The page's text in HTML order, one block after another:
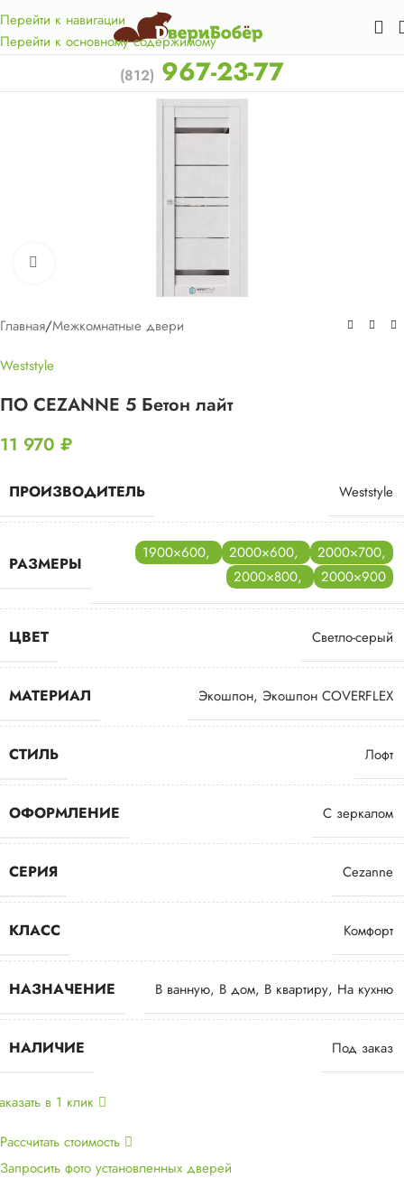
Перейти к навигации
Перейти к основному содержимому
км. от КАД.
(812) 967-23-77
Главная/Межкомнатные двери
Weststyle
ПО CEZANNE 5 Бетон лайт
11 970 ₽
ПРОИЗВОДИТЕЛЬ Weststyle
РАЗМЕРЫ
1900×600, 2000×600, 2000×700,
2000×800, 2000×900
ЦВЕТ Светло-серый
МАТЕРИАЛ Экошпон, Экошпон COVERFLEX
СТИЛЬ Лофт
ОФОРМЛЕНИЕ С зеркалом
СЕРИЯ Cezanne
КЛАСС Комфорт
НАЗНАЧЕНИЕ В ванную, В дом, В квартиру, На кухню
НАЛИЧИЕ Под заказ
в 1 клик
Рассчитать стоимость
Запросить фото установленных дверей